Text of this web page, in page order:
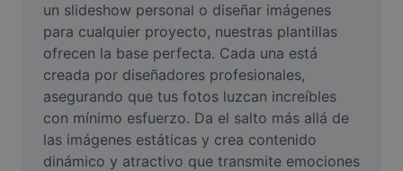
AI Inpainting
Face Cutout
Video
Remove video BG
un slideshow personal o diseñar imágenes
para cualquier proyecto, nuestras plantillas
ofrecen la base perfecta. Cada una está
creada por diseñadores profesionales,
asegurando que tus fotos luzcan increíbles
con mínimo esfuerzo. Da el salto más allá de
las imágenes estáticas y crea contenido
dinámico y atractivo que transmite emociones